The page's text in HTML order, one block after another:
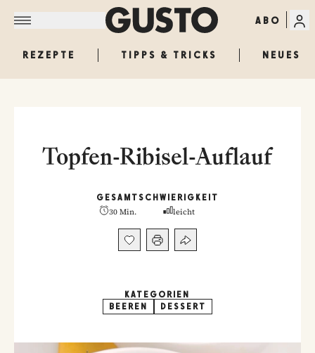
ABO
REZEPTE TIPPS & TRICKS NEUES
Topfen-Ribisel-Auflauf
GESAMT
30 Min.
SCHWIERIGKEIT
leicht
KATEGORIEN
BEEREN
DESSERT